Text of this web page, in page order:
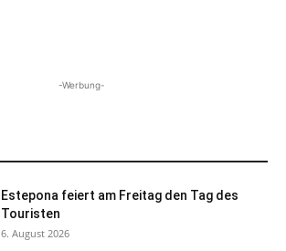
-Werbung-
Estepona feiert am Freitag den Tag des
Touristen
6. August 2026